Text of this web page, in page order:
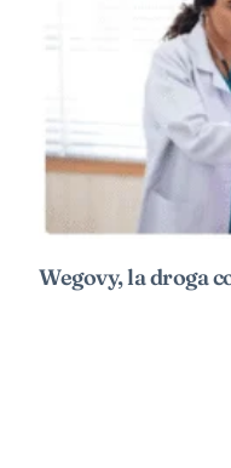
Wegovy, la droga